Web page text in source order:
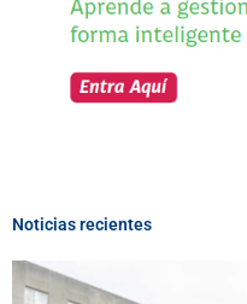
Noticias recientes